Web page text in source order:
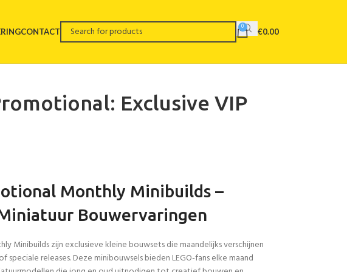
CONTACT 0 €0.00
Exclusive VIP
Monthly Minibuilds –
Bouwervaringen
Minibuilds zijn exclusieve kleine bouwsets die maandelijks verschijnen
speciale releases. Deze minibouwsels bieden LEGO-fans elke maand